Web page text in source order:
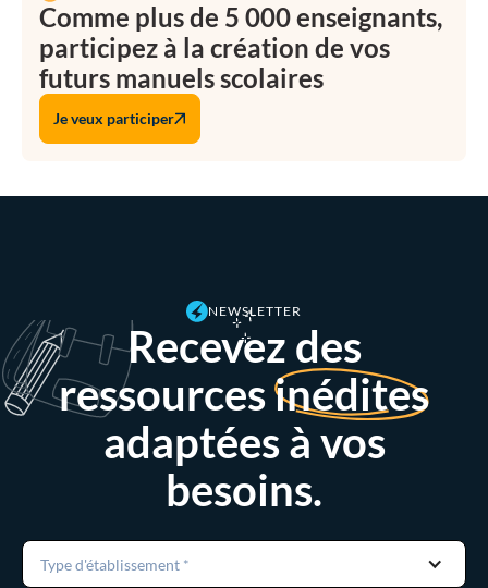
Comme plus de 5 000 enseignants,
participez à la création de vos
futurs manuels scolaires
Je veux participer
NEWSLETTER
Recevez des
ressourcesinédites
adaptées à vos
besoins.
Type d'établissement *